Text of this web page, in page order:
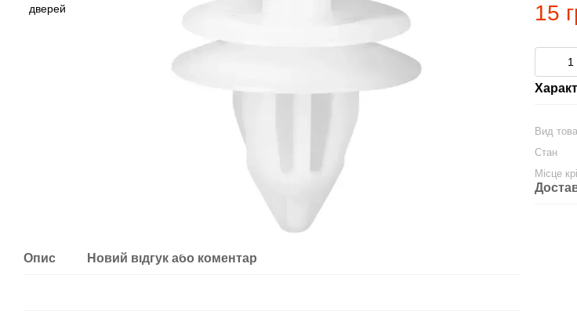
Опис Новий відгук або коментар
15
Вид
Стан
Місце